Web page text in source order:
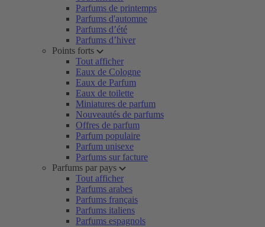
Parfums de printemps
Parfums d'automne
Parfums d’été
Parfums d’hiver
Points forts
Tout afficher
Eaux de Cologne
Eaux de Parfum
Eaux de toilette
Miniatures de parfum
Nouveautés de parfums
Offres de parfum
Parfum populaire
Parfum unisexe
Parfums sur facture
Parfums par pays
Tout afficher
Parfums arabes
Parfums français
Parfums italiens
Parfums espagnols